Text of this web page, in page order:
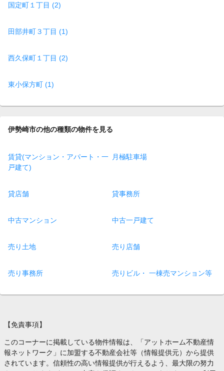
国定町１丁目 (2)
田部井町３丁目 (1)
西久保町１丁目 (2)
東小保方町 (1)
伊勢崎市の他の種類の物件を見る
賃貸(マンション・アパート・一
戸建て)
月極駐車場
貸店舗 貸事務所
中古マンション 中古一戸建て
売り土地 売り店舗
売り事務所 売りビル・ 一棟売マンション等
【免責事項】
このコーナーに掲載している物件情報は、「アットホーム不動産情
報ネットワーク」に加盟する不動産会社等（情報提供元）から提供
されています。信頼性の高い情報提供が行えるよう、最大限の努力